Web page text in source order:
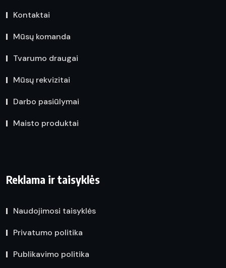
Kontaktai
Mūsų komanda
Tvarumo draugai
Mūsų rekvizitai
Darbo pasiūlymai
Maisto produktai
Reklama ir taisyklės
Naudojimosi taisyklės
Privatumo politika
Publikavimo politika